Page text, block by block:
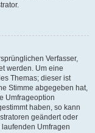
Verfasser,
werden. Um eine
Themas; dieser ist
Stimme abgegeben hat,
Umfrageoption
haben, so kann
geändert oder
Umfragen